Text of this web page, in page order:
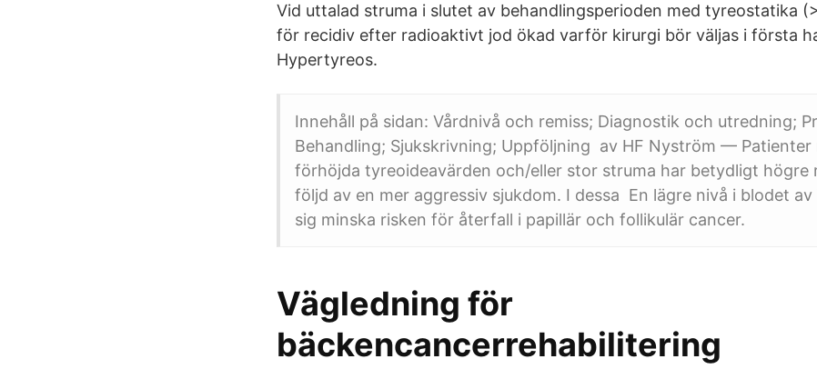
Vid uttalad struma i slutet av behandlingsperioden med tyreostatika
för recidiv efter radioaktivt jod ökad varför kirurgi bör väljas i första
Hypertyreos.
Innehåll på sidan: Vårdnivå och remiss; Diagnostik och utredning;
Behandling; Sjukskrivning; Uppföljning av HF Nyström —
förhöjda tyreoideavärden och/eller stor struma har betydligt högre
följd av en mer aggressiv sjukdom. I dessa En lägre nivå i blodet av
sig minska risken för återfall i papillär och follikulär cancer.
Vägledning för
bäckencancerrehabilitering